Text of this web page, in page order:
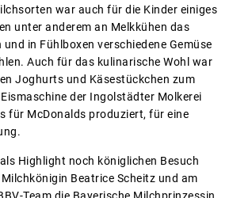
war auch für die Kinder einiges
unter anderem an Melkkühen das
in Fühlboxen verschiedene Gemüse
Auch für das kulinarische Wohl war
Joghurts und Käsestückchen zum
der Ingolstädter Molkerei
für McDonalds produziert, für eine
Highlight noch königlichen Besuch
Beatrice Scheitz und am